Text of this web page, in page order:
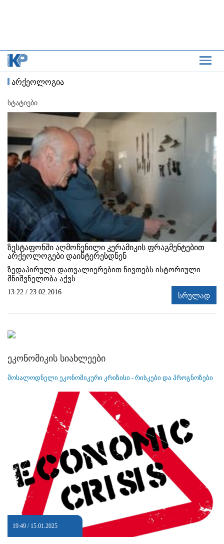
არქეოლოგია
სტატიები
ზესტაფონში აღმოჩენილი კერამიკის ფრაგმენტებით
არქეოლოგები დაინტერესდნენ
ზედაპირული დათვალიერებით ნივთებს ისტორიული
მნიშვნელობა აქვს
13:22 / 23.02.2016 სრულად
ეკონომიკის სიახლეები
მოსალოდნელი ეკონომიკური კრიზისი - რისკები და პროგნოზები
19:49 / 15.01.2025